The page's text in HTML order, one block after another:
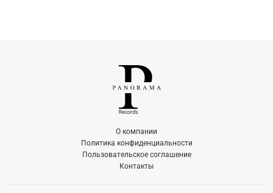
О компании
Политика конфиденциальности
Пользовательское соглашение
Контакты